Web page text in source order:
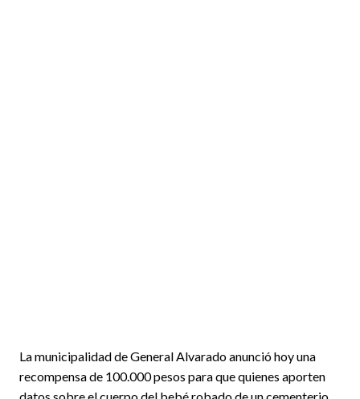
La municipalidad de General Alvarado anunció hoy una
recompensa de 100.000 pesos para que quienes aporten